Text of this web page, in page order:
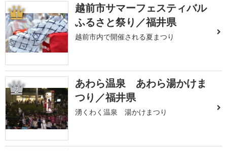
1
越前市サマーフェスティバル
ふるさと祭り／福井県
越前市内で開催される夏まつり
2
あわら温泉 あわら湯かけま
つり／福井県
湧くわく温泉 湯かけまつり